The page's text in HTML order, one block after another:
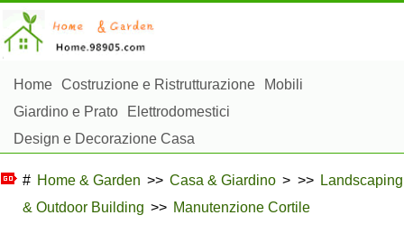
Home Costruzione e Ristrutturazione
Mobili
Giardino e Prato
Elettrodomestici
Design e Decorazione Casa
Paesaggistica e Costruzioni Esterne
# Home & Garden >> Casa & Giardino > >> Landscaping
& Outdoor Building >> Manutenzione Cortile